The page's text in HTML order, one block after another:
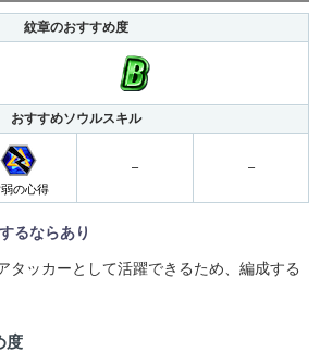
紋章のおすすめ度
おすすめソウルスキル
の心得
– –
るならあり
タッカーとして活躍できるため、編成する
度